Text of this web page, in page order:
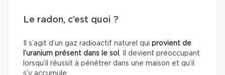
Le radon, c’est quoi ?
Il s’agit d’un gaz radioactif naturel qui provient de
l’uranium présent dans le sol
. Il devient préoccupant
lorsqu’il réussit à pénétrer dans une maison et qu’il
s’y accumule.